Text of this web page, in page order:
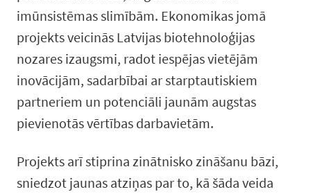
imūnsistēmas slimībām. Ekonomikas jomā
projekts veicinās Latvijas biotehnoloģijas
nozares izaugsmi, radot iespējas vietējām
inovācijām, sadarbībai ar starptautiskiem
partneriem un potenciāli jaunām augstas
pievienotās vērtības darbavietām.
Projekts arī stiprina zinātnisko zināšanu bāzi,
sniedzot jaunas atziņas par to, kā šāda veida